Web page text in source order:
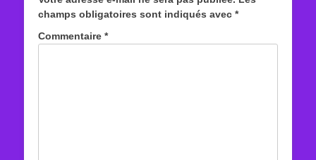
champs obligatoires sont indiqués avec *
Commentaire *